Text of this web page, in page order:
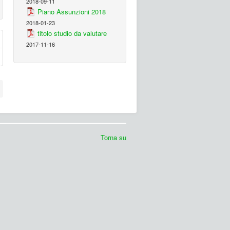
Piano Assunzioni 2018
2018-01-23
titolo studio da valutare
2017-11-16
Torna su